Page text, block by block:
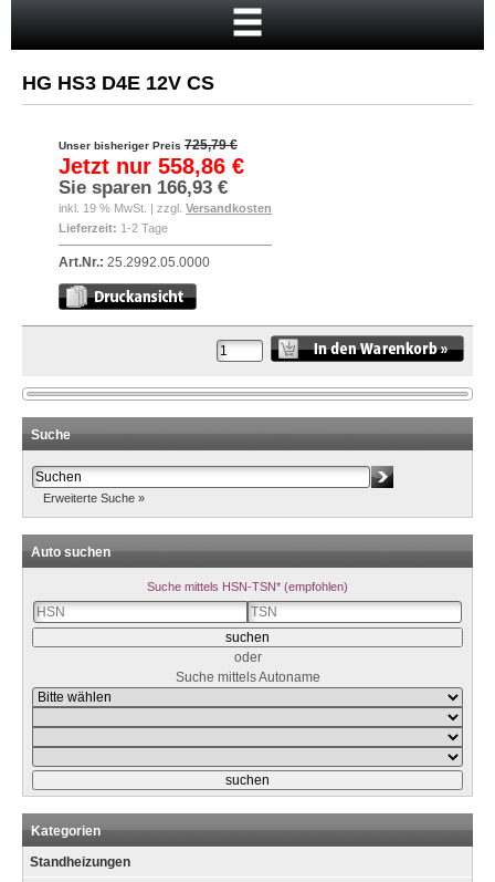
Kasse
Anmelden
HG HS3 D4E 12V CS
Unser bisheriger Preis 725,79 €
Jetzt nur 558,86 €
Sie sparen 166,93 €
inkl. 19 % MwSt. | zzgl. Versandkosten
Lieferzeit: 1-2 Tage
Art.Nr.: 25.2992.05.0000
Suche
Erweiterte Suche »
Auto suchen
Suche mittels HSN-TSN* (empfohlen)
oder
Suche mittels Autoname
Kategorien
Standheizungen